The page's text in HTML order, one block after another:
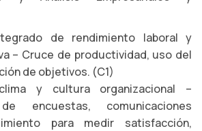
de rendimiento laboral y
– Cruce de productividad, uso del
de objetivos. (C1)
y cultura organizacional –
encuestas, comunicaciones
para medir satisfacción,